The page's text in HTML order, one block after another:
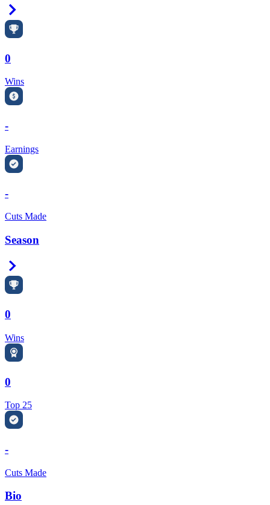
0
Wins
-
Earnings
-
Cuts Made
Season
0
Wins
0
Top 25
-
Cuts Made
Bio